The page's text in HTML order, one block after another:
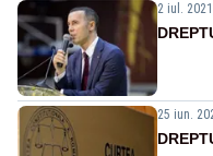
2 iul.
25 iun.